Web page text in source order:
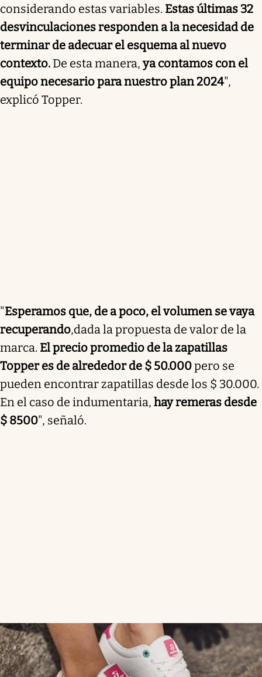
considerando estas variables. Estas últimas 32
desvinculaciones responden a la necesidad de
terminar de adecuar el esquema al nuevo
contexto. De esta manera,ya contamos con el
equipo necesario para nuestro plan 2024",
explicó Topper.
"Esperamos que, de a poco, el volumen se vaya
recuperando,dada la propuesta de valor de la
marca. El precio promedio de la zapatillas
Topper es de alrededor de $ 50.000pero se
pueden encontrar zapatillas desde los $ 30.000.
En el caso de indumentaria, hay remeras desde
$ 8500", señaló.